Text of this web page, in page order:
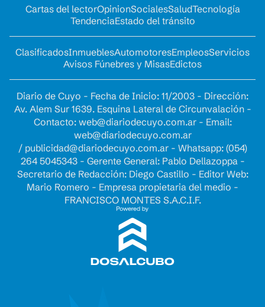
Cartas del lectorOpinionSocialesSaludTecnología
TendenciaEstado del tránsito
ClasificadosInmueblesAutomotoresEmpleosServicios
Avisos Fúnebres y MisasEdictos
Diario de Cuyo - Fecha de Inicio: 11/2003 - Dirección:
Av. Alem Sur 1639. Esquina Lateral de Circunvalación -
Contacto: web@diariodecuyo.com.ar- Email:
web@diariodecuyo.com.ar
/ publicidad@diariodecuyo.com.ar- Whatsapp: (054)
264 5045343 - Gerente General: Pablo Dellazoppa -
Secretario de Redacción: Diego Castillo - Editor Web:
Mario Romero - Empresa propietaria del medio -
FRANCISCO MONTES S.A.C.I.F.